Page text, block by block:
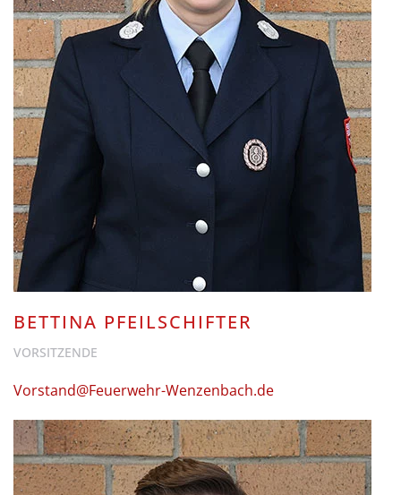
BETTINA PFEILSCHIFTER
VORSITZENDE
Vorstand@Feuerwehr-Wenzenbach.de